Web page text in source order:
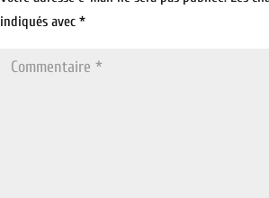
indiqués avec *